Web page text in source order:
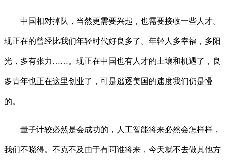
中国相对掉队，当然更需要兴起，也需要接收一些人才。
现正在的曾经比我们年轻时代好良多了。年轻人多幸福，多阳
光，多有张力……。现正在中国也有人才的土壤和机遇了，良
多青年也正在这里创业了，可是逃逐美国的速度我们仍是慢
的。
量子计较必然是会成功的，人工智能将来必然会怎样样，
我们不晓得。不克不及由于有阿谁将来，今天就不去做其他方